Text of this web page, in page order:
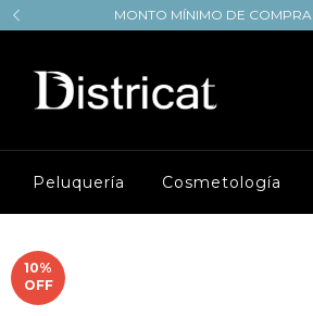
MONTO MÍNIMO DE
Peluquería Cosmetología
10%
OFF